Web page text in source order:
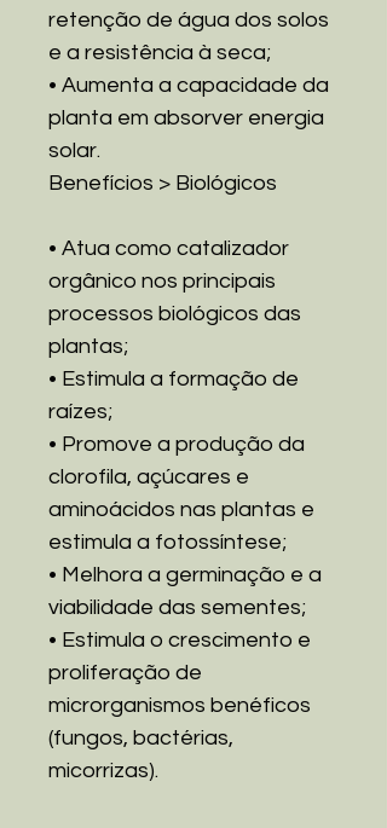
retenção de água dos solos
e a resistência à seca;
• Aumenta a capacidade da
planta em absorver energia
solar.
Benefícios > Biológicos
• Atua como catalizador
orgânico nos principais
processos biológicos das
plantas;
• Estimula a formação de
raízes;
• Promove a produção da
clorofila, açúcares e
aminoácidos nas plantas e
estimula a fotossíntese;
• Melhora a germinação e a
viabilidade das sementes;
• Estimula o crescimento e
proliferação de
microrganismos benéficos
(fungos, bactérias,
micorrizas).